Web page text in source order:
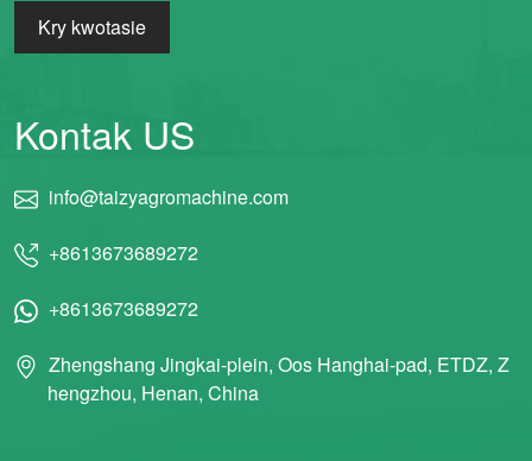
Kry kwotasie
Kontak US
info@taizyagromachine.com
+8613673689272
+8613673689272
Zhengshang Jingkai-plein, Oos Hanghai-pad, ETDZ, Z
hengzhou, Henan, China